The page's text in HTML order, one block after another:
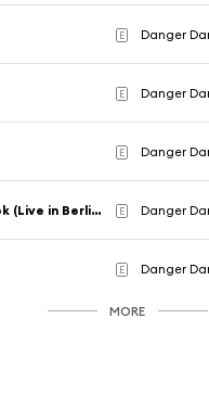
E Danger
E Danger
E Danger
Ich verprügelte die Sextouristen in Bangkok (Live in Berlin, 2022) E Danger
E Danger
MORE